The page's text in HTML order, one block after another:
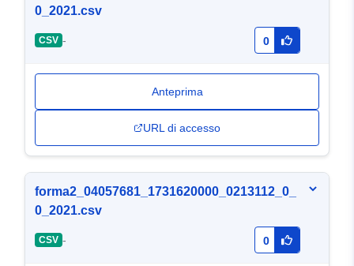
0_2021.csv
CSV - 0
Anteprima
URL di accesso
forma2_04057681_1731620000_0213112_0_
0_2021.csv
CSV - 0